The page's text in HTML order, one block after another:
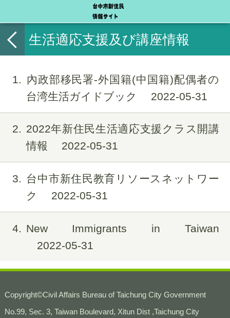
生活適応支援及び講座情報
1
內政部移民署-外国籍(中国籍)配偶者の
台湾生活ガイドブック
2022-05-31
2
2022年新住民生活適応支援クラス開講
情報
2022-05-31
3
台中市新住民教育リソースネットワー
ク
2022-05-31
4
New Immigrants in Taiwan
2022-05-31
Copyright©Civil Affairs Bureau of Taichung City Government
No.99, Sec. 3, Taiwan Boulevard, Xitun Dist ,Taichung City